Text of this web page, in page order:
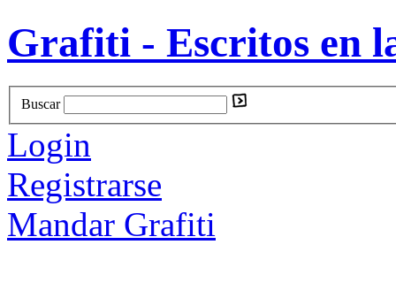
Grafiti - Escritos en
Buscar
Login
Registrarse
Mandar Grafiti